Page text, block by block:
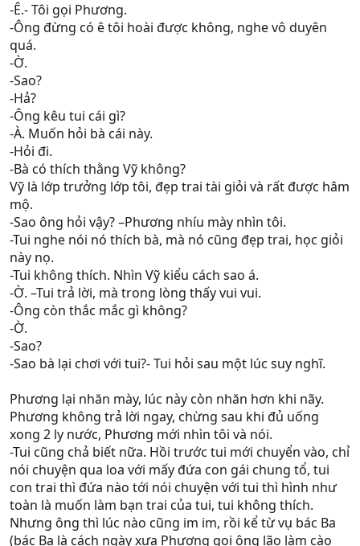
-Ê.- Tôi gọi Phương.
-Ông đừng có ê tôi hoài được không, nghe vô duyên
quá.
-Ờ.
-Sao?
-Hả?
-Ông kêu tui cái gì?
-À. Muốn hỏi bà cái này.
-Hỏi đi.
-Bà có thích thằng Vỹ không?
Vỹ là lớp trưởng lớp tôi, đẹp trai tài giỏi và rất được hâm
mộ.
-Sao ông hỏi vậy? –Phương nhíu mày nhìn tôi.
-Tui nghe nói nó thích bà, mà nó cũng đẹp trai, học giỏi
này nọ.
-Tui không thích. Nhìn Vỹ kiểu cách sao á.
-Ờ. –Tui trả lời, mà trong lòng thấy vui vui.
-Ông còn thắc mắc gì không?
-Ờ.
-Sao?
-Sao bà lại chơi với tui?- Tui hỏi sau một lúc suy nghĩ.
Phương lại nhăn mày, lúc này còn nhăn hơn khi nãy.
Phương không trả lời ngay, chừng sau khi đủ uống
xong 2 ly nước, Phương mới nhìn tôi và nói.
-Tui cũng chả biết nữa. Hồi trước tui mới chuyển vào, chỉ
nói chuyện qua loa với mấy đứa con gái chung tổ, tui
con trai thì đứa nào tới nói chuyện với tui thì hình như
toàn là muốn làm bạn trai của tui, tui không thích.
Nhưng ông thì lúc nào cũng im im, rồi kể từ vụ bác Ba
(bác Ba là cách ngày xưa Phương gọi ông lão làm cào